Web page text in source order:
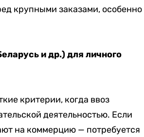
крупными заказами, особенно
и др.) для личного
критерии, когда ввоз
деятельностью. Если
на коммерцию — потребуется